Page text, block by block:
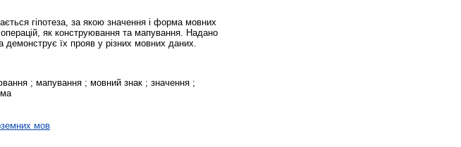
гіпотеза, за якою значення і форма мовних
як конструювання та мапування. Надано
демонструє їх прояв у різних мовних даних.
; мапування ; мовний знак ; значення ;
мов